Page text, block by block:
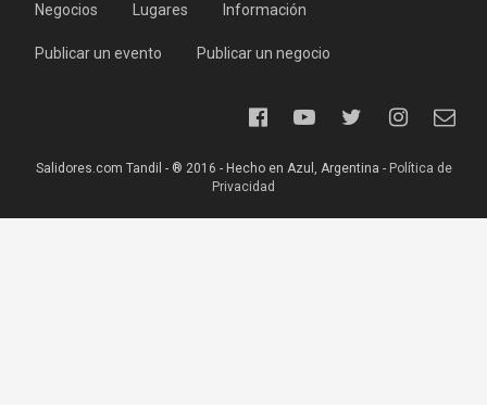
Negocios Lugares Información
Publicar un evento Publicar un negocio
Salidores.com Tandil - ® 2016 - Hecho en Azul, Argentina - Política de
Privacidad